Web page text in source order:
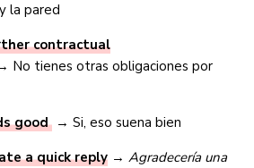
la pared
contractual
No tienes otras obligaciones por
good → Si, eso suena bien
a quick reply →Agradecería una